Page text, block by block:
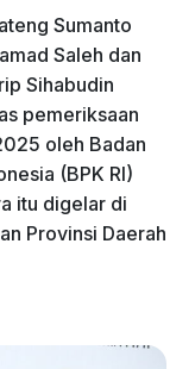
Sumanto
Saleh dan
Sihabudin
pemeriksaan
oleh Badan
(BPK RI)
itu digelar di
Provinsi Daerah